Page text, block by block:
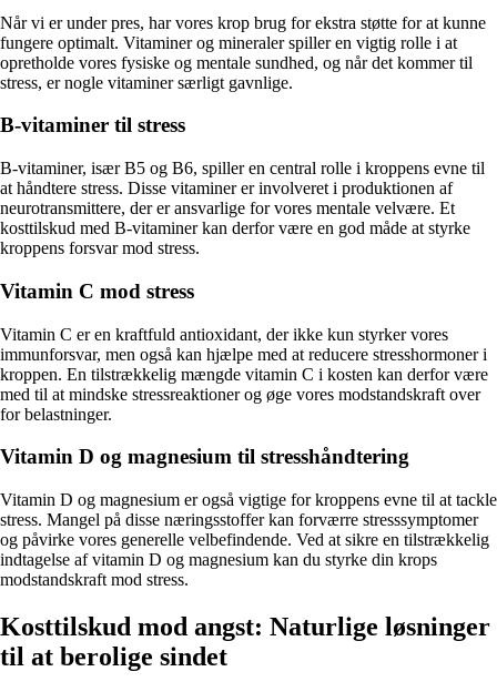
Når vi er under pres, har vores krop brug for ekstra støtte for at kunne
fungere optimalt. Vitaminer og mineraler spiller en vigtig rolle i at
opretholde vores fysiske og mentale sundhed, og når det kommer til
stress, er nogle vitaminer særligt gavnlige.
B-vitaminer til stress
B-vitaminer, især B5 og B6, spiller en central rolle i kroppens evne til
at håndtere stress. Disse vitaminer er involveret i produktionen af
neurotransmittere, der er ansvarlige for vores mentale velvære. Et
kosttilskud med B-vitaminer kan derfor være en god måde at styrke
kroppens forsvar mod stress.
Vitamin C mod stress
Vitamin C er en kraftfuld antioxidant, der ikke kun styrker vores
immunforsvar, men også kan hjælpe med at reducere stresshormoner i
kroppen. En tilstrækkelig mængde vitamin C i kosten kan derfor være
med til at mindske stressreaktioner og øge vores modstandskraft over
for belastninger.
Vitamin D og magnesium til stresshåndtering
Vitamin D og magnesium er også vigtige for kroppens evne til at tackle
stress. Mangel på disse næringsstoffer kan forværre stresssymptomer
og påvirke vores generelle velbefindende. Ved at sikre en tilstrækkelig
indtagelse af vitamin D og magnesium kan du styrke din krops
modstandskraft mod stress.
Kosttilskud mod angst: Naturlige løsninger
til at berolige sindet